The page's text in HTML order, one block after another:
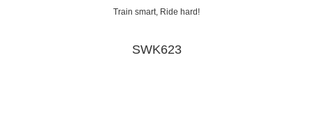
Train smart, Ride hard!
SWK623